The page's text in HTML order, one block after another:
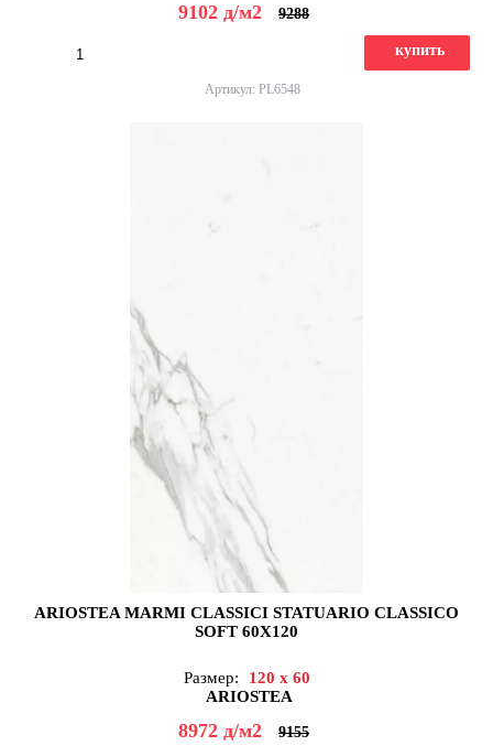
9102 д/м2 9288
купить
Артикул: PL6548
ARIOSTEA MARMI CLASSICI STATUARIO CLASSICO
SOFT 60X120
Размер:
120 x 60
ARIOSTEA
8972 д/м2 9155